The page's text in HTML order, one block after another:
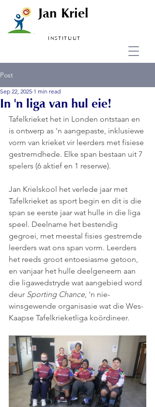
Jan Kriel
INSTITUUT
Post
In 'n liga van hul eie!
Sep 22, 2025 1 min read
Tafelkrieket het in Londen ontstaan en
is ontwerp as 'n aangepaste, inklusiewe
vorm van krieket vir leerders met fisiese
gestremdhede. Elke span bestaan uit 7
spelers (6 aktief en 1 reserwe).
Jan Krielskool het verlede jaar met
Tafelkrieket as sport begin en dit is die
span se eerste jaar wat hulle in die liga
speel. Deelname het bestendig
gegroei, met meestal fisies gestremde
leerders wat ons span vorm. Leerders
het reeds groot entoesiasme getoon,
en vanjaar het hulle deelgeneem aan
die ligawedstryde wat aangebied word
deur Sporting Chance, 'n nie-
winsgewende organisasie wat die Wes-
Kaapse Tafelkrieketliga koördineer.